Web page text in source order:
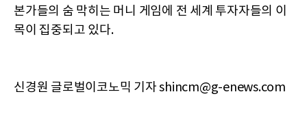
본가들의 숨 막히는 머니 게임에 전 세계 투자자들의 이
목이 집중되고 있다.
신경원 글로벌이코노믹 기자 shincm@g-enews.com